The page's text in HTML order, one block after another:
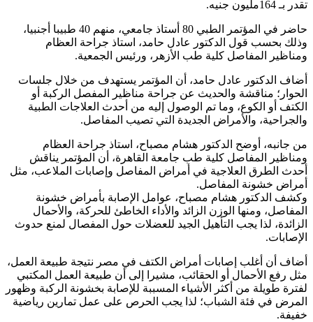
تقدر بـ 164مليون جنيه.
حاضر في المؤتمر الطبي 80 أستاذ جامعي، منهم 40 طبيبا أجنبيا،
وذلك بحسب قول الدكتور عادل حامد، استاذ جراحة العظام
ومناظير المفاصل كلية طب الأزهر، ورئيس الجمعية.
أضاف الدكتور عادل حامد، أن المؤتمر يستهدف من خلال جلسات
الحوار؛ مناقشة والحديث عن جراحة مناظير المفصل الركبة أو
الكتف أو الكوع، وما تم الوصول إليه من أحدث العلاجات الطبية
والجراحية، والأمراض الجديدة التي تصيب المفاصل.
من جانبه، أوضح الدكتور هشام مصباح، استاذ جراحة العظام
ومناظير المفاصل كلية طب جامعة القاهرة، أن المؤتمر يناقش
أحدث الطرق العلاجية في أمراض المفاصل وإصابات الملاعب، مثل
أمراض خشونة المفاصل.
وكشف الدكتور هشام مصباح، عوامل الإصابة بأمراض خشونة
المفاصل، ومنها الوزن الزائد والأداء الخاطئ للحركة، والأحمال
الزائدة، لذا يجب التأهيل الجيد للعضلات حول المفصال لمنع حدوث
الإصابات.
أضاف أن أغلب إصابات أمراض الكتف في مصر نتيجة طبيعة العمل،
مثل رفع الأحمال أو الحقائب، مشيرا إلى أن طبيعة العمل المكتبي
لفترة طويلة من أكثر الأشياء المسببة للإصابة بخشونة الركبة وظهور
المرض في فئة الشباب؛ لذا يجب الحرص على عمل تمارين رياضية
خفيفة.